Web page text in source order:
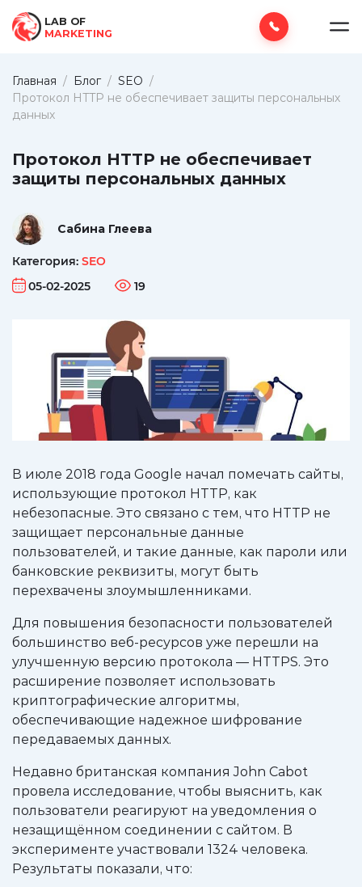
LAB OF
MARKETING
Главная / Блог / SEO /
Протокол HTTP не обеспечивает защиты персональных
данных
Протокол HTTP не обеспечивает
защиты персональных данных
Сабина Глеева
Категория: SEO
05-02-2025
19
В июле 2018 года Google начал помечать сайты,
использующие протокол HTTP, как
небезопасные. Это связано с тем, что HTTP не
защищает персональные данные
пользователей, и такие данные, как пароли или
банковские реквизиты, могут быть
перехвачены злоумышленниками.
Для повышения безопасности пользователей
большинство веб-ресурсов уже перешли на
улучшенную версию протокола — HTTPS. Это
расширение позволяет использовать
криптографические алгоритмы,
обеспечивающие надежное шифрование
передаваемых данных.
Недавно британская компания John Cabot
провела исследование, чтобы выяснить, как
пользователи реагируют на уведомления о
незащищённом соединении с сайтом. В
эксперименте участвовали 1324 человека.
Результаты показали, что: